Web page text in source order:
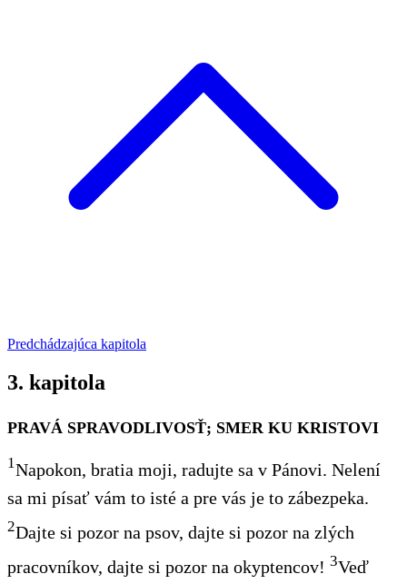
Predchádzajúca kapitola
3. kapitola
PRAVÁ SPRAVODLIVOSŤ; SMER KU KRISTOVI
1Napokon, bratia moji, radujte sa v Pánovi. Nelení
sa mi písať vám to isté a pre vás je to zábezpeka.
2Dajte si pozor na psov, dajte si pozor na zlých
pracovníkov, dajte si pozor na okyptencov! 3Veď